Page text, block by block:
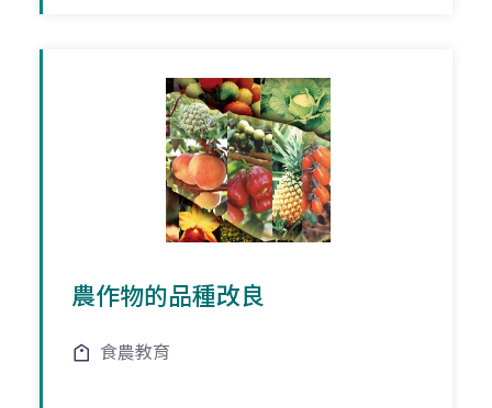
農作物的品種改良
食農教育